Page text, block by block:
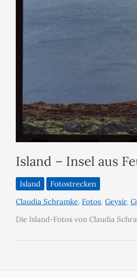
Island – Insel aus
Island
Fotostrecken
Claudia Schramke, Fotos, Geysir,
Die Island-Fotos von Claudia